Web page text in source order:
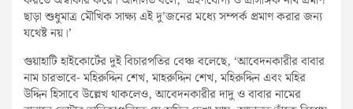
ছাড়া শুধুমাত্র মৌখিক সাক্ষ্য এই দু’জনের মধ্যে সম্পর্ক প্রমাণ করার জন্য
যথেষ্ট নয়।’
গুয়াহাটি হাইকোর্টের দুই বিচারপতির বেঞ্চ বলেছে, ‘আবেদনকারীর বাবার
নাম চারভাবে- মহিরুদ্দিন শেখ, মাহরুদ্দিন শেখ, মহিরুদ্দিন এবং মহির
উদ্দিন হিসাবে উল্লেখ থাকলেও, আবেদনকারীর দাদু ও বাবার নামের